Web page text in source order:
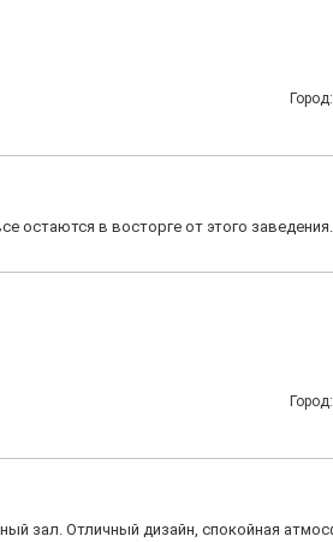
остаются в восторге от этого
зал. Отличный дизайн, спокойная